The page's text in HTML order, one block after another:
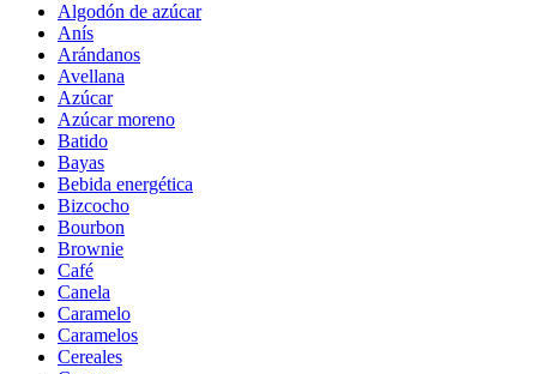
Algodón de azúcar
Anís
Arándanos
Avellana
Azúcar
Azúcar moreno
Batido
Bayas
Bebida energética
Bizcocho
Bourbon
Brownie
Café
Canela
Caramelo
Caramelos
Cereales